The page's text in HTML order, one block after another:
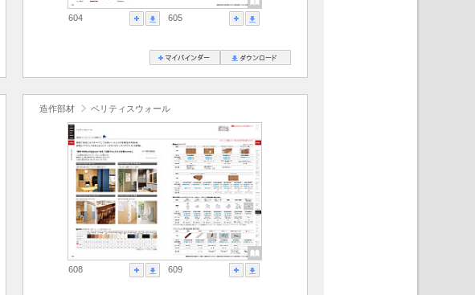
604 605
造作部材 ベリティスウォール
608 609